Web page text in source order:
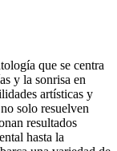
que se centra
y la sonrisa en
artísticas y
solo resuelven
resultados
hasta la